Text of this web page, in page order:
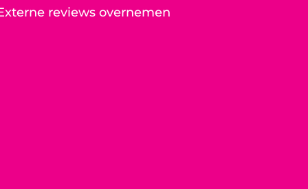
reviews overnemen